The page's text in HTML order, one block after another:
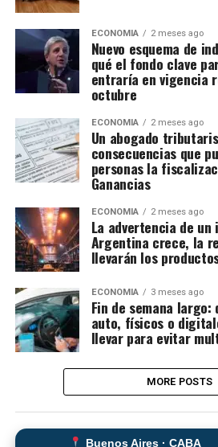
ECONOMIA 2 meses ago
Nuevo esquema de
qué el fondo clave
entraría en vigencia
octubre
ECONOMIA 2 meses ago
Un abogado
consecuencias que
personas la
Ganancias
ECONOMIA 2 meses ago
La advertencia de
Argentina crece, la
llevarán los
ECONOMIA 3 meses ago
Fin de semana
auto, físicos o
llevar para evitar
MORE POSTS
Buenos Aires · CABA